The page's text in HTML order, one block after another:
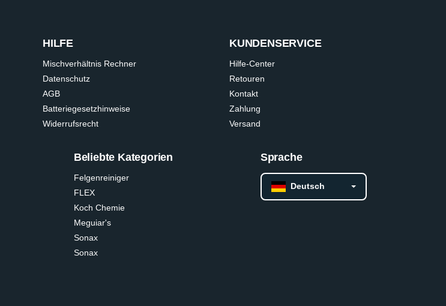
HILFE
Mischverhältnis Rechner
Datenschutz
AGB
Batteriegesetzhinweise
Widerrufsrecht
KUNDENSERVICE
Hilfe-Center
Retouren
Kontakt
Zahlung
Versand
Beliebte Kategorien
Felgenreiniger
FLEX
Koch Chemie
Meguiar's
Sonax
Sonax
Sprache
Deutsch